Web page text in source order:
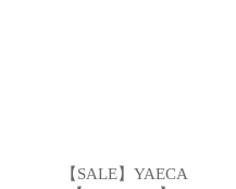
【SALE】YAECA